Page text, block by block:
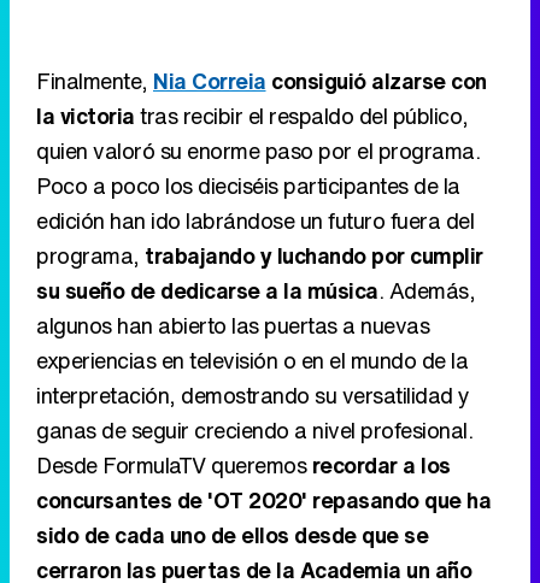
Finalmente, Nia Correia consiguió alzarse con
la victoriatras recibir el respaldo del público,
quien valoró su enorme paso por el programa.
Poco a poco los dieciséis participantes de la
edición han ido labrándose un futuro fuera del
programa, trabajando y luchando por cumplir
su sueño de dedicarse a la música. Además,
algunos han abierto las puertas a nuevas
experiencias en televisión o en el mundo de la
interpretación, demostrando su versatilidad y
ganas de seguir creciendo a nivel profesional.
Desde FormulaTV queremosrecordar a los
concursantes de 'OT 2020' repasando que ha
sido de cada uno de ellos desde que se
cerraron las puertas de la Academia un año